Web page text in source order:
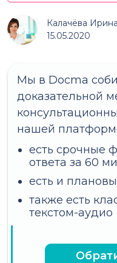
Калачёва
15.05.2020
Мы в Docma
доказательной
нашей
есть срочные
ответа за 60
есть и
также есть
текстом-аудио